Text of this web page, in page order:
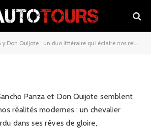
Quijote : un duo littéraire qui éclaire nos relations modernes
qui éclaire nos
Panza et Don Quijote semblent
réalités modernes : un chevalier
dans ses rêves de gloire,